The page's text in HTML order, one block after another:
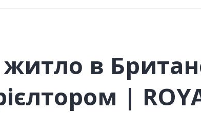
в
|